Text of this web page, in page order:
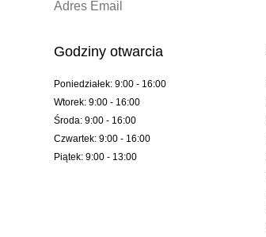
Godziny otwarcia
Poniedziałek: 9:00 - 16:00
Wtorek: 9:00 - 16:00
Środa: 9:00 - 16:00
Czwartek: 9:00 - 16:00
Piątek: 9:00 - 13:00